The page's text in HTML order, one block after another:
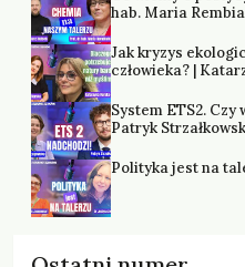
hab. Maria
Jak kryzys
człowieka? |
System ETS2.
Patryk
Polityka jest na